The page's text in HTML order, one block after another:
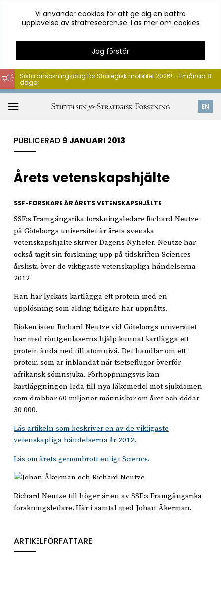
Hoppa
till
innehåll
Vi använder cookies för att ge dig en bättre
upplevelse av stratresearch.se. Läs mer om cookies
Jag förstår
EN
Sista ansökningsdag för Strategisk mobilitet 2026! - 1 månad 8
dagar
PUBLICERAD 9 JANUARI 2013
Årets vetenskapshjälte
SSF-FORSKARE ÄR ÅRETS VETENSKAPSHJÄLTE
SSF:s Framgångsrika forskningsledare Richard Neutze
på Göteborgs universitet är årets svenska
vetenskapshjälte skriver Dagens Nyheter. Neutze har
också tagit sin forskning upp på tidskriften Sciences
årslista över de viktigaste vetenskapliga händelserna
2012.
Han har lyckats kartlägga ett protein med en
upplösning som aldrig tidigare har uppnåtts.
Biokemisten Richard Neutze vid Göteborgs universitet
har med röntgenlaserns hjälp kunnat kartlägga ett
protein ända ned till atomnivå. Det handlar om ett
protein som ar inblandat när tsetseflugor överför
afrikansk sömnsjuka. Förhoppningsvis kan
kartläggningen leda till nya läkemedel mot sjukdomen
som drabbar 60 miljoner människor om året och dödar
30 000.
Läs artikeln som beskriver en av de viktigaste
vetenskapliga händelserna år 2012.
Läs om årets genombrott enligt Science.
Richard Neutze till höger är en av SSF:s Framgångsrika
forskningsledare. Här i samtal med Johan Åkerman.
ARTIKELFÖRFATTARE